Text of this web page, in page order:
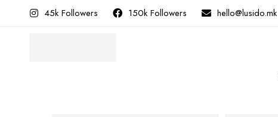
45k Followers 150k Followers hello@lusido.mk